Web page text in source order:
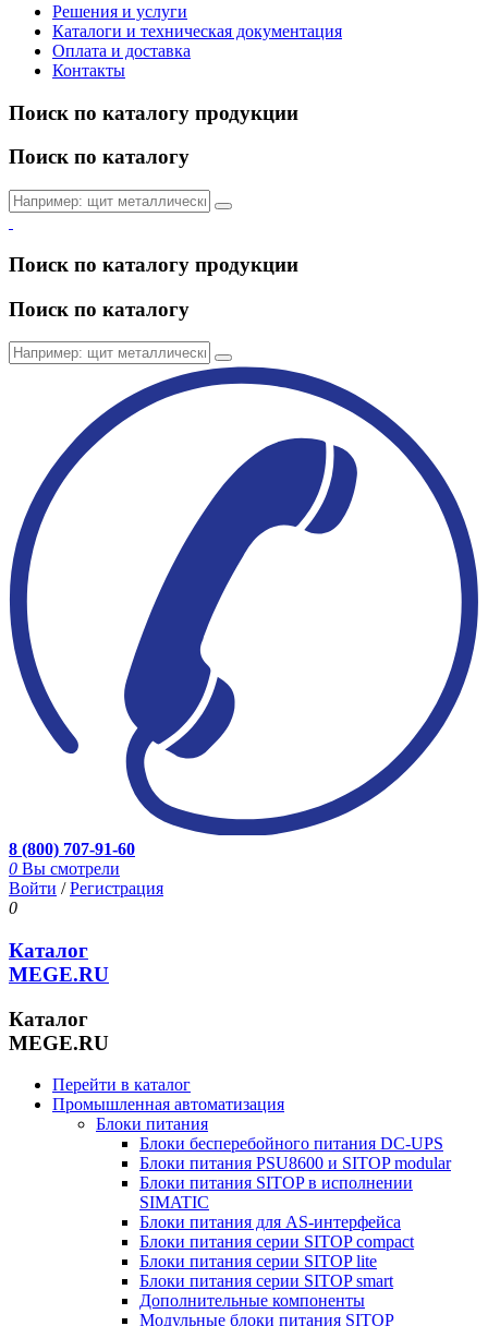
Решения и услуги
Каталоги и техническая документация
Оплата и доставка
Контакты
Поиск по каталогу продукции
Поиск по каталогу
Поиск по каталогу продукции
Поиск по каталогу
8 (800) 707-91-60
0 Вы смотрели
Войти /Регистрация
0
Каталог
MEGE.RU
Каталог
MEGE.RU
Перейти в каталог
Промышленная автоматизация
Блоки питания
Блоки бесперебойного питания DC-UPS
Блоки питания PSU8600 и SITOP modular
Блоки питания SITOP в исполнении
SIMATIC
Блоки питания для AS-интерфейса
Блоки питания серии SITOP compact
Блоки питания серии SITOP lite
Блоки питания серии SITOP smart
Дополнительные компоненты
Модульные блоки питания SITOP